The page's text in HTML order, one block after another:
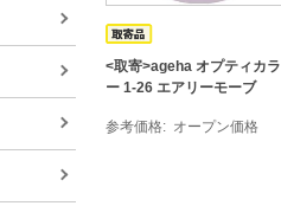
<取寄>ageha オプティカラ
ー 1-26 エアリーモーブ
参考価格 オープン価格